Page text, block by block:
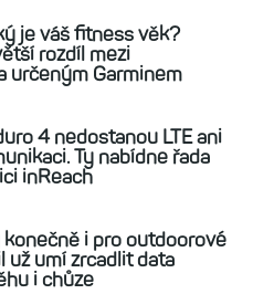
je váš fitness věk?
rozdíl mezi
určeným Garminem
4 nedostanou LTE ani
Ty nabídne řada
inReach
i pro outdoorové
už umí zrcadlit data
i chůze